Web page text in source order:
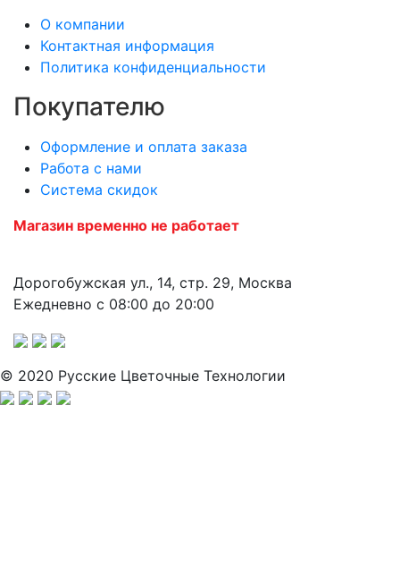
О компании
Контактная информация
Политика конфиденциальности
Покупателю
Оформление и оплата заказа
Работа с нами
Система скидок
Магазин временно не работает
Дорогобужская ул., 14, стр. 29, Москва
Ежедневно с 08:00 до 20:00
© 2020 Русские Цветочные Технологии